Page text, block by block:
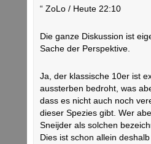
“ ZoLo / Heute 22:10
Die ganze Diskussion ist
Sache der Perspektive.
Ja, der klassische 10er ist
aussterben bedroht, was
dass es nicht auch noch
dieser Spezies gibt. Wer
Sneijder als solchen
Dies ist schon allein